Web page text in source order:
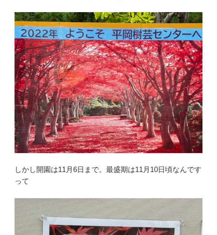
しかし開園は11月6日まで。最盛期は11月10日頃なんです
って